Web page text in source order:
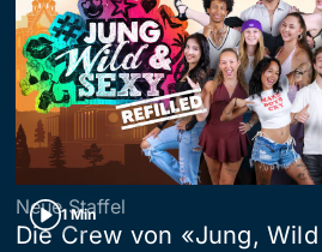
1 Min
Neue Staffel
Die Crew von «Jung,